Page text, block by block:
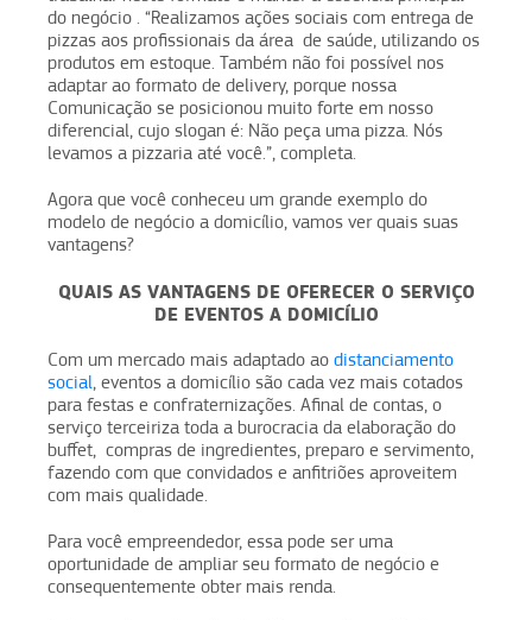
do negócio . “Realizamos ações sociais com entrega de
pizzas aos profissionais da área de saúde, utilizando os
produtos em estoque. Também não foi possível nos
adaptar ao formato de delivery, porque nossa
Comunicação se posicionou muito forte em nosso
diferencial, cujo slogan é: Não peça uma pizza. Nós
levamos a pizzaria até você.”, completa.
Agora que você conheceu um grande exemplo do
modelo de negócio a domicílio, vamos ver quais suas
vantagens?
QUAIS AS VANTAGENS DE OFERECER O SERVIÇO
DE EVENTOS A DOMICÍLIO
Com um mercado mais adaptado ao distanciamento
social, eventos a domicílio são cada vez mais cotados
para festas e confraternizações. Afinal de contas, o
serviço terceiriza toda a burocracia da elaboração do
buffet, compras de ingredientes, preparo e servimento,
fazendo com que convidados e anfitriões aproveitem
com mais qualidade.
Para você empreendedor, essa pode ser uma
oportunidade de ampliar seu formato de negócio e
consequentemente obter mais renda.